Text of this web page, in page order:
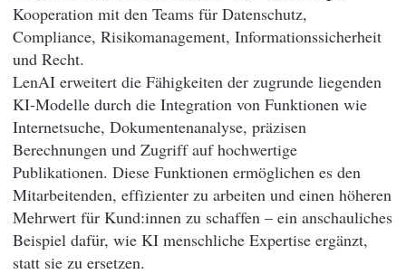
Kooperation mit den Teams für Datenschutz,
Compliance, Risikomanagement, Informationssicherheit
und Recht.
LenAI erweitert die Fähigkeiten der zugrunde liegenden
KI-Modelle durch die Integration von Funktionen wie
Internetsuche, Dokumentenanalyse, präzisen
Berechnungen und Zugriff auf hochwertige
Publikationen. Diese Funktionen ermöglichen es den
Mitarbeitenden, effizienter zu arbeiten und einen höheren
Mehrwert für Kund:innen zu schaffen – ein anschauliches
Beispiel dafür, wie KI menschliche Expertise ergänzt,
statt sie zu ersetzen.